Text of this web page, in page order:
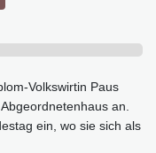
Volkswirtin Paus
an.
ein, wo sie sich als